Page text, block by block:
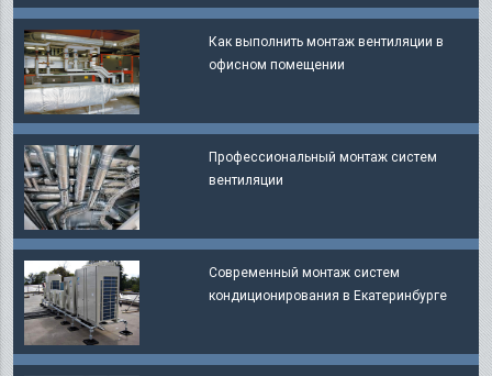
Как выполнить монтаж вентиляции в
офисном помещении
Профессиональный монтаж систем
вентиляции
Современный монтаж систем
кондиционирования в Екатеринбурге